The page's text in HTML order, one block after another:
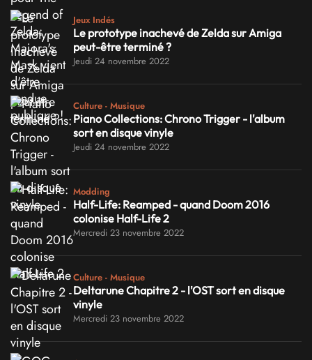
Jeux Indés
Le prototype inachevé de Zelda sur Amiga
peut-être terminé ?
Jeudi 24 novembre 2022
Culture - Musique
Piano Collections: Chrono Trigger - l'album
sort en disque vinyle
Jeudi 24 novembre 2022
Modding
Half-Life: Reamped - quand Doom 2016
colonise Half-Life 2
Mercredi 23 novembre 2022
Culture - Musique
Deltarune Chapitre 2 - l'OST sort en disque
vinyle
Mercredi 23 novembre 2022